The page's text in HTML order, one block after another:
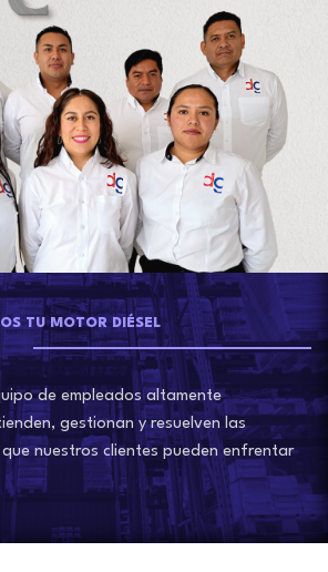
TU MOTOR DIÉSEL
de empleados altamente
gestionan y resuelven las
nuestros clientes pueden enfrentar